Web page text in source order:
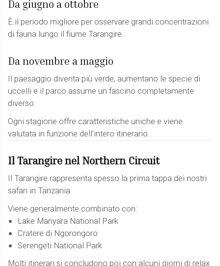
Da giugno a ottobre
È il periodo migliore per osservare grandi concentrazioni
di fauna lungo il fiume Tarangire.
Da novembre a maggio
Il paesaggio diventa più verde, aumentano le specie di
uccelli e il parco assume un fascino completamente
diverso.
Ogni stagione offre caratteristiche uniche e viene
valutata in funzione dell'intero itinerario.
Il Tarangire nel Northern Circuit
Il Tarangire rappresenta spesso la prima tappa dei nostri
safari in Tanzania.
Viene generalmente combinato con:
Lake Manyara National Park
Cratere di Ngorongoro
Serengeti National Park
Molti itinerari si concludono poi con alcuni giorni di relax